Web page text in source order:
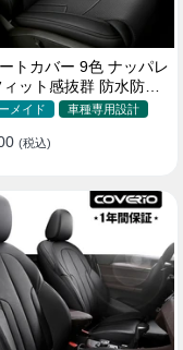
トカバー 9色 ナッパレ
ット感抜群 防水防汚
メイド 全席セット
メイド 車種専用設計
(税込)